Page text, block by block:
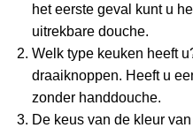
het eerste geval kunt u
uitrekbare douche.
Welk type keuken heeft
draaiknoppen. Heeft u
zonder handdouche.
De keus van de kleur